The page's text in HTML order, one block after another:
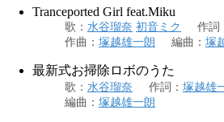
Tranceported Girl feat.Miku
歌 ： 水谷瑠奈 初音ミク 作詞
作曲 ： 塚越雄一朗 編曲 ： 塚
最新式お掃除ロボのうた
歌 ： 水谷瑠奈 作詞 ： 塚越雄
編曲 ： 塚越雄一朗